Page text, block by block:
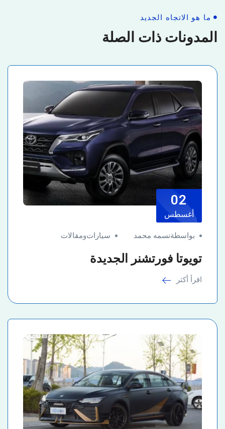
ما هو الاتجاه الجديد
المدونات ذات الصلة
02
أغسطس
بواسطةنسمه محمد سياراتومقالات
تويوتا فورتشنر الجديدة
اقرأ أكثر